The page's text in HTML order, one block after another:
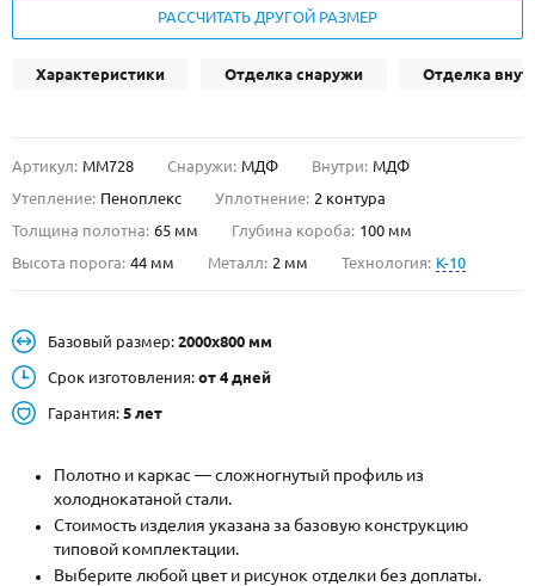
О НАС
Металлические двери от производителя с доставкой и установкой в
Москве и МО
НАЙТИ:
+7 (495) 411-44-41
INFO@META-M.RU
ЗАПРОСИТЬ РАСЧЕТ
РАССЧИТАТЬ ДРУГОЙ РАЗМЕР
Характеристики Отделка снаружи Отделка
Артикул: ММ728 Снаружи: МДФ Внутри: МДФ
Утепление: Пеноплекс Уплотнение: 2 контура
Толщина полотна: 65 мм Глубина короба: 100 мм
Высота порога: 44 мм Металл: 2 мм Технология: K-10
Базовый размер: 2000х800 мм
Срок изготовления: от 4 дней
Гарантия: 5 лет
Полотно и каркас — сложногнутый профиль из
холоднокатаной стали.
Стоимость изделия указана за базовую конструкцию
типовой комплектации.
Выберите любой цвет и рисунок отделки без доплаты.